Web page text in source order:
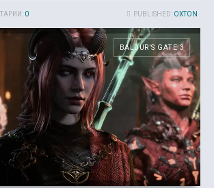
PUBLISHED: OXTON
0
BALDUR'S GATE 3